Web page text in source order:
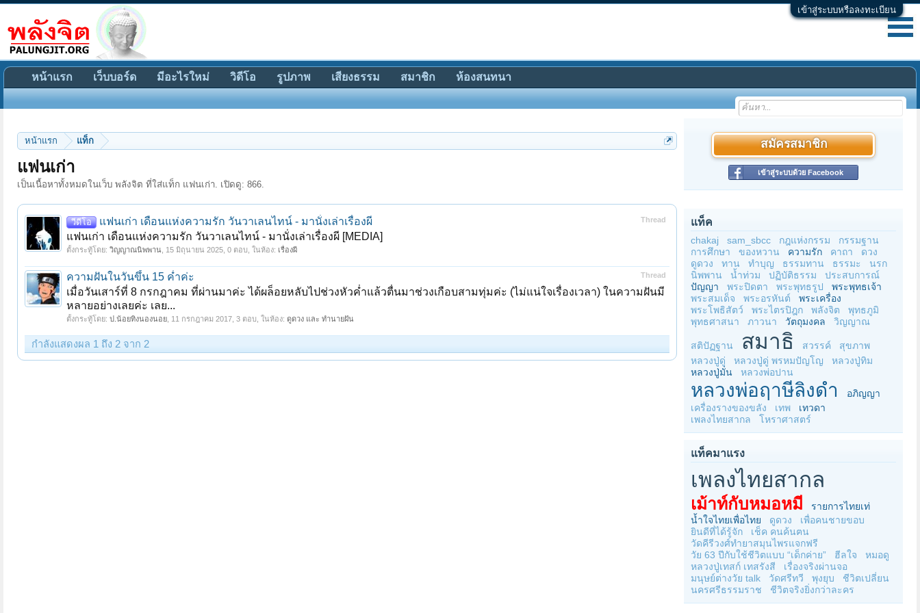
เข้าสู่ระบบหรือลงทะเบียน
หน้าแรก แท็ก
แฟนเก่า
เป็นเนื้อหาทั้งหมดในเว็บ พลังจิต ที่ใส่แท็ก แฟนเก่า. เปิดดู: 866.
Thread
วีดีโอ
แฟนเก่า เดือนแห่งความรัก วันวาเลนไทน์ - มานั่งเล่าเรื่องผี
แฟนเก่า เดือนแห่งความรัก วันวาเลนไทน์ - มานั่งเล่าเรื่องผี [MEDIA]
ตั้งกระทู้โดย: วิญญาณนิพพาน 15 มิถุนายน 2025 , 0 ตอบ, ในห้อง: เรื่องผี
Thread
ความฝันในวันขึ้น 15 ค่ำค่ะ
เมื่อวันเสาร์ที่ 8 กรกฎาคม ที่ผ่านมาค่ะ ได้ผล็อยหลับไปช่วงหัวค่ำแล้วตื่นมาช่วงเกือบสามทุ่มค่ะ (ไม่แน่ใจเรื่องเวลา) ในความฝันมี
หลายอย่างเลยค่ะ เลย...
ตั้งกระทู้โดย: ป.น้อยทิงนองนอย 11 กรกฎาคม 2017 , 3 ตอบ, ในห้อง: ดูดวง และ ทำนายฝัน
กำลังแสดงผล 1 ถึง 2 จาก 2
สมัครสมาชิก
เข้าสู่ระบบด้วย Facebook
แท็ค
chakaj sam_sbcc กฎแห่งกรรม
กรรมฐาน
การศึกษา
ของหวาน ความรัก คาถา
ดวง
ดูดวง
ทาน ทำบุญ ธรรมทาน ธรรมะ
นรก
นิพพาน
น้ำท่วม ปฏิบัติธรรม
ประสบการณ์
ปัญญา
พระปิดตา พระพุทธรูป
พระพุทธเจ้า
พระสมเด็จ
พระอรหันต์
พระเครื่อง
พระโพธิสัตว์
พระไตรปิฎก พลังจิต
พุทธภูมิ
พุทธศาสนา
ภาวนา วัตถุมงคล วิญญาณ
สติปัฏฐาน สมาธิ สวรรค์
สุขภาพ
หลวงปู่ดู่
หลวงปู่ดู่ พรหมปัญโญ
หลวงปู่ทิม
หลวงปู่มั่น
หลวงพ่อปาน
หลวงพ่อฤาษีลิงดำ
อภิญญา
เครื่องรางของขลัง
เทพ
เทวดา
เพลงไทยสากล
โหราศาสตร์
แท็คมาแรง
เพลงไทยสากล
เม้าท์กับหมอหมี
รายการไทยเท่
น้ำใจไทยเพื่อไทย
ดูดวง
เพื่อคนชายขอบ
ยินดีที่ได้รู้จัก
เช็ค คนค้นฅน
วัดคีรีวงศ์ทำยาสมุนไพรแจกฟรี
วัย 63 ปีกับใช้ชีวิตแบบ “เด็กค่าย”
ฮีลใจ
หมอดู
หลวงปู่เทสก์ เทสรังสี
เรื่องจริงผ่านจอ
มนุษย์ต่างวัย talk
วัดศรีทวี พุงยุบ
ชีวิตเปลี่ยน
นครศรีธรรมราช
ชีวิตจริงยิ่งกว่าละคร
หน้าแรก เว็บบอร์ด มีอะไรใหม่ วิดีโอ รูปภาพ เสียงธรรม สมาชิก ห้องสนทนา